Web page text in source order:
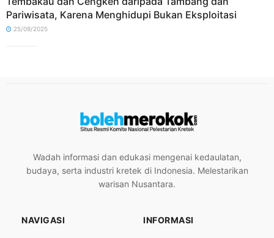
Pariwisata, Karena Menghidupi Bukan Eksploitasi
25/09/2025
Wadah informasi dan edukasi mengenai kedaulatan,
budaya, serta industri kretek di Indonesia. Melestarikan
warisan Nusantara.
NAVIGASI INFORMASI